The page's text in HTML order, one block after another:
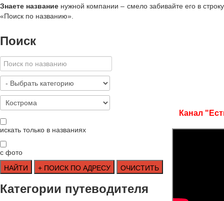
Знаете название нужной компании – смело забивайте его в строку
«Поиск по названию»
Поиск
искать только в названиях
с фото
Категории путеводителя
Канал